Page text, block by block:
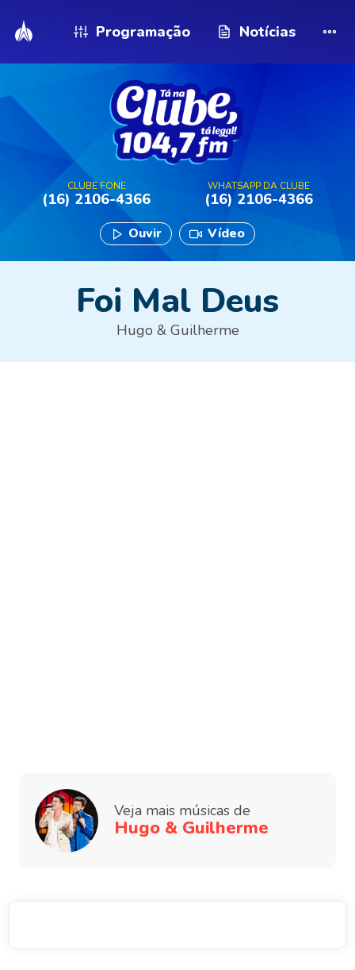
Programação Notícias
CLUBE FONE
(16) 2106-4366
WHATSAPP DA CLUBE
(16) 2106-4366
Ouvir Vídeo
Foi Mal Deus
Hugo & Guilherme
Veja mais músicas de
Hugo & Guilherme